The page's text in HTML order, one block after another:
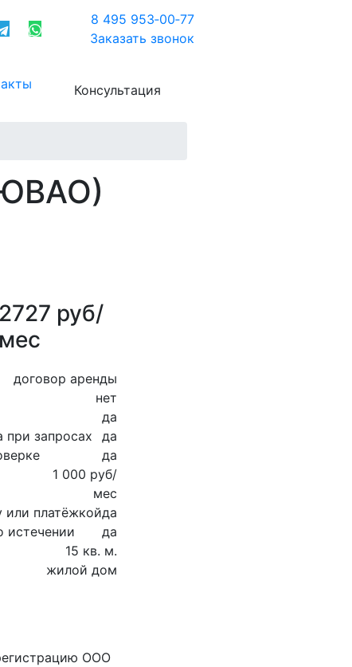
8 495 953‑00‑77
Заказать звонок
Консультация
2727 руб/
мес
договор аренды
нет
да
при запросах
да
да
1 000 руб/
мес
или платёжкойда
истечении
да
15 кв. м.
жилой дом
ООО